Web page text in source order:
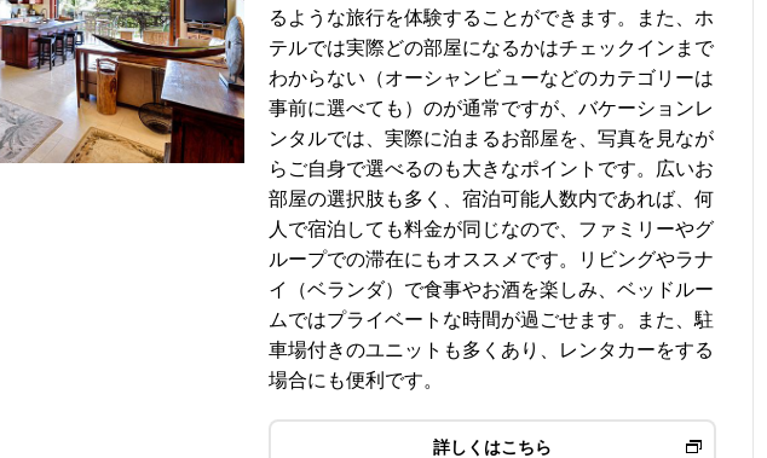
るような旅行を体験することができます。また、ホ
テルでは実際どの部屋になるかはチェックインまで
わからない（オーシャンビューなどのカテゴリーは
事前に選べても）のが通常ですが、バケーションレ
ンタルでは、実際に泊まるお部屋を、写真を見なが
らご自身で選べるのも大きなポイントです。広いお
部屋の選択肢も多く、宿泊可能人数内であれば、何
人で宿泊しても料金が同じなので、ファミリーやグ
ループでの滞在にもオススメです。リビングやラナ
イ（ベランダ）で食事やお酒を楽しみ、ベッドルー
ムではプライベートな時間が過ごせます。また、駐
車場付きのユニットも多くあり、レンタカーをする
場合にも便利です。
詳しくはこちら